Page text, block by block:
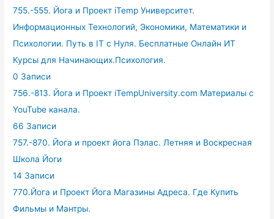
755.-555. Йога и Проект iTemp Университет.
Информационных Технологий, Экономики, Математики и
Психологии. Путь в IT с Нуля. Бесплатные Онлайн ИТ
Курсы для Начинающих.Психология.
0 Записи
756.-813. Йога и Проект iTempUniversity.com Материалы с
YouTube канала.
66 Записи
757.-870. Йога и проект йога Пэлас. Летняя и Воскресная
Школа Йоги
14 Записи
770.Йога и Проект Йога Магазины Адреса. Где Купить
Фильмы и Мантры.